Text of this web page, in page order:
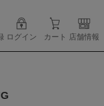
ログイン カート 店舗情報